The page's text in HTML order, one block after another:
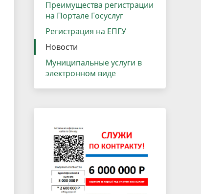
Городская среда
Поддержка малого и среднего
предпринимательства
Преимущества регистрации
на Портале Госуслуг
Регистрация на ЕПГУ
Новости
Муниципальные услуги в
электронном виде